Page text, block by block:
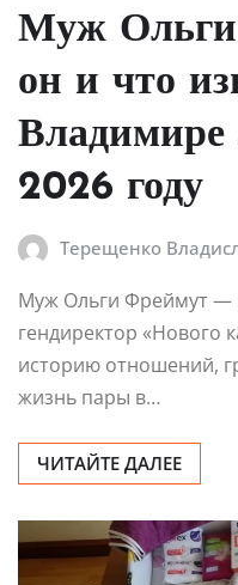
Муж Ольги
он и что
Владимире
2026 году
Терещенко
Муж Ольги Фреймут —
гендиректор «Нового
историю отношений,
жизнь пары в…
ЧИТАЙТЕ ДАЛЕЕ